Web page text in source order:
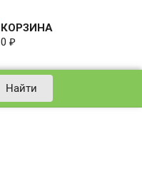
КОРЗИНА
0₽
Найти